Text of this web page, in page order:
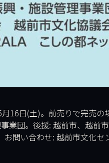
16日(土)。前売りで完売
団。後援: 越前市、越前
問い合わせ: 越前市文化セ